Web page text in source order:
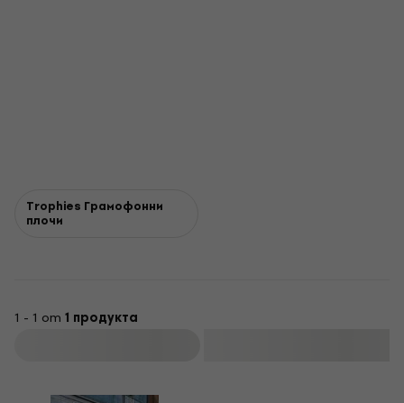
Trophies Грамофонни
плочи
1 - 1 от 1 продукта